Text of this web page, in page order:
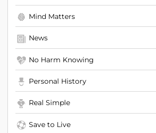
Mind Matters
News
No Harm Knowing
Personal History
Real Simple
Save to Live